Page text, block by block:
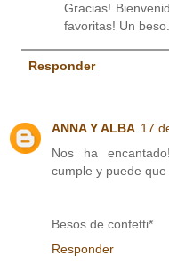
Gracias!
favoritas! Un beso.
Responder
ANNA Y ALBA 17
Nos ha
cumple y puede
Besos de confetti*
Responder